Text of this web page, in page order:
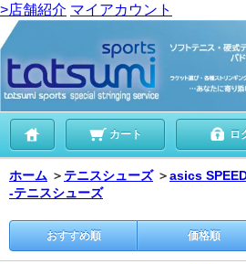
>店舗紹介 マイアカウント
カート ロ
ホーム ＞ テニスシューズ ＞asics
-テニスシューズ
おすすめ順 価格順